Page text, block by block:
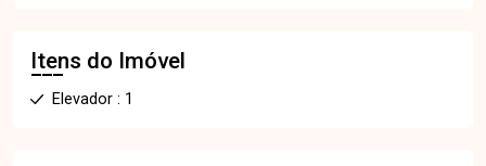
Itens do Imóvel
Elevador : 1